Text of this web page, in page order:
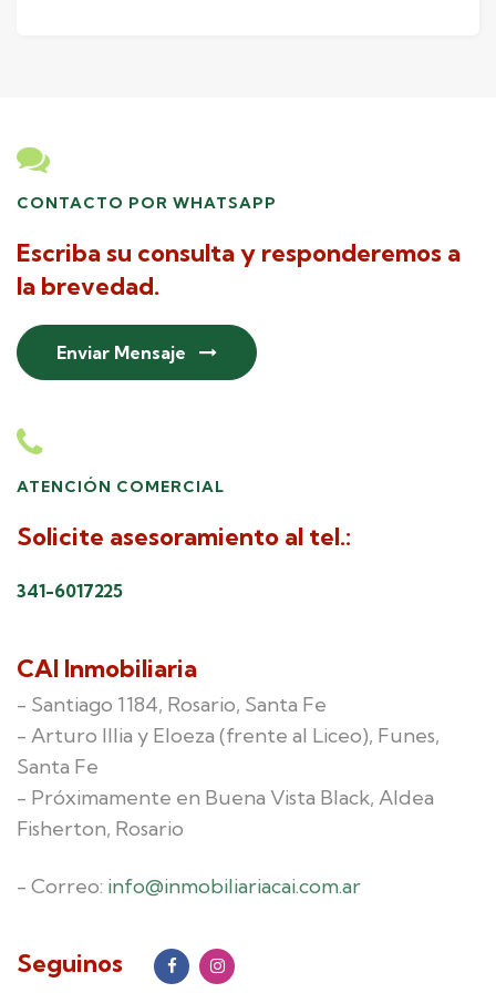
CONTACTO POR WHATSAPP
Escriba su consulta y responderemos a
la brevedad.
Enviar Mensaje
ATENCIÓN COMERCIAL
Solicite asesoramiento al tel.:
341-6017225
CAI Inmobiliaria
- Santiago 1184, Rosario, Santa Fe
- Arturo Illia y Eloeza (frente al Liceo), Funes,
Santa Fe
- Próximamente en Buena Vista Black, Aldea
Fisherton, Rosario
- Correo: info@inmobiliariacai.com.ar
Seguinos